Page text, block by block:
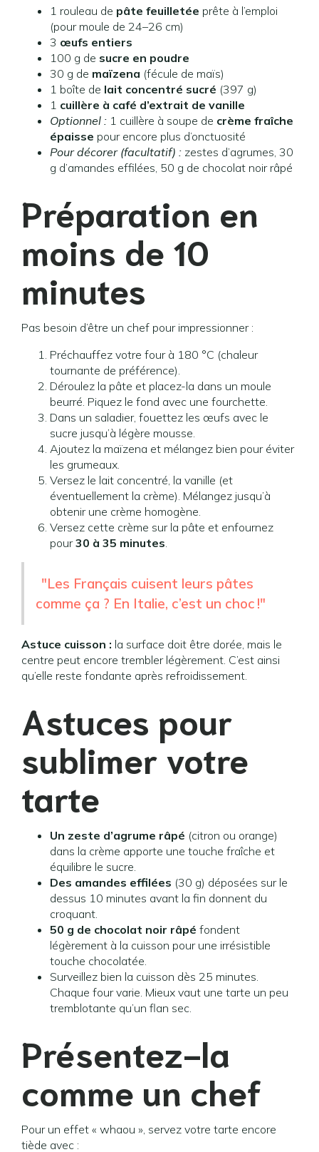
1 rouleau de pâte feuilletée prête à l’emploi
(pour moule de 24–26 cm)
3 œufs entiers
100 g de sucre en poudre
30 g de maïzena (fécule de maïs)
1 boîte de lait concentré sucré (397 g)
1 cuillère à café d’extrait de vanille
Optionnel : 1 cuillère à soupe de crème fraîche
épaisse pour encore plus d’onctuosité
Pour décorer (facultatif) : zestes d’agrumes, 30
g d’amandes effilées, 50 g de chocolat noir râpé
Préparation en
moins de 10
minutes
Pas besoin d’être un chef pour impressionner :
Préchauffez votre four à 180 °C (chaleur
tournante de préférence).
Déroulez la pâte et placez-la dans un moule
beurré. Piquez le fond avec une fourchette.
Dans un saladier, fouettez les œufs avec le
sucre jusqu’à légère mousse.
Ajoutez la maïzena et mélangez bien pour éviter
les grumeaux.
Versez le lait concentré, la vanille (et
éventuellement la crème). Mélangez jusqu’à
obtenir une crème homogène.
Versez cette crème sur la pâte et enfournez
pour30 à 35 minutes.
"Les Français cuisent leurs pâtes
comme ça ? En Italie, c’est un choc !"
Astuce cuisson : la surface doit être dorée, mais le
centre peut encore trembler légèrement. C’est ainsi
qu’elle reste fondante après refroidissement.
Astuces pour
sublimer votre
tarte
Un zeste d’agrume râpé (citron ou orange)
dans la crème apporte une touche fraîche et
équilibre le sucre.
Des amandes effilées (30 g) déposées sur le
dessus 10 minutes avant la fin donnent du
croquant.
50 g de chocolat noir râpé fondent
légèrement à la cuisson pour une irrésistible
touche chocolatée.
Surveillez bien la cuisson dès 25 minutes.
Chaque four varie. Mieux vaut une tarte un peu
tremblotante qu’un flan sec.
Présentez-la
comme un chef
Pour un effet « whaou », servez votre tarte encore
tiède avec :